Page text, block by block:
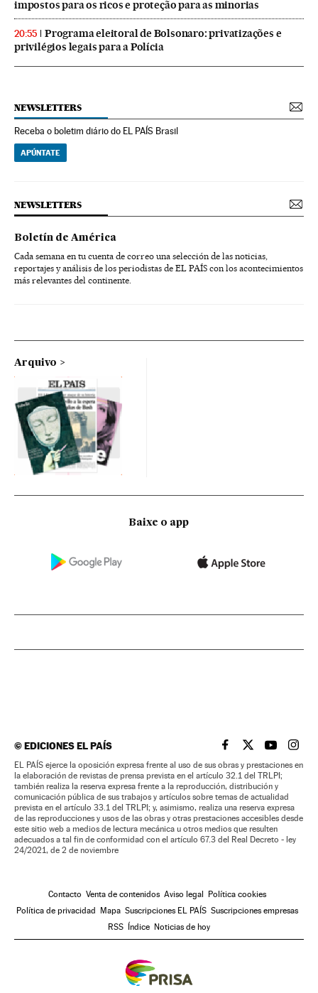
impostos para os ricos e proteção para as minorias
20:55
Programa eleitoral de Bolsonaro: privatizações e
privilégios legais para a Polícia
NEWSLETTERS
Receba o boletim diário do EL PAÍS Brasil
APÚNTATE
NEWSLETTERS
Boletín de América
Cada semana en tu cuenta de correo una selección de las noticias,
reportajes y análisis de los periodistas de EL PAÍS con los acontecimientos
más relevantes del continente.
Arquivo
Baixe o app
©EDICIONES EL PAÍS EL PAÍS BRASIL EN
EL PAÍSEL PAÍS
EL
EL PAÍS ejerce la oposición expresa frente al uso de sus obras y prestaciones en
la elaboración de revistas de prensa prevista en el artículo 32.1 del TRLPI;
también realiza la reserva expresa frente a la reproducción, distribución y
comunicación pública de sus trabajos y artículos sobre temas de actualidad
prevista en el artículo 33.1 del TRLPI; y, asimismo, realiza una reserva expresa
de las reproducciones y usos de las obras y otras prestaciones accesibles desde
este sitio web a medios de lectura mecánica u otros medios que resulten
adecuados a tal fin de conformidad con el artículo 67.3 del Real Decreto - ley
24/2021, de 2 de noviembre
Contacto Venta de contenidos Aviso legal Política cookies
Política de privacidad Mapa Suscripciones EL PAÍS Suscripciones empresas
RSS Índice Noticias de hoy